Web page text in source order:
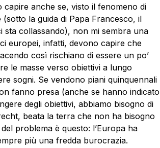
anche se, visto il fenomeno di
la guida di Papa Francesco, il
sta collassando), non mi sembra una
europei, infatti, devono capire che
così rischiano di essere un po’
le masse verso obiettivi a lungo
sogni. Se vendono piani quinquennali
fanno presa (anche se hanno indicato
degli obiettivi, abbiamo bisogno di
beata la terra che non ha bisogno
problema è questo: l’Europa ha
più una fredda burocrazia.